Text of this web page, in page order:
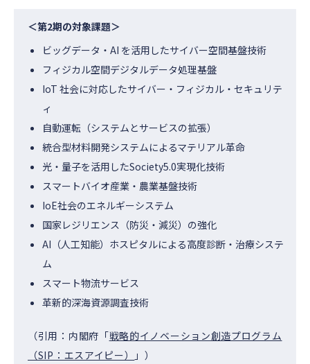
＜第2期の対象課題＞
ビッグデータ・AI を活用したサイバー空間基盤技術
フィジカル空間デジタルデータ処理基盤
IoT 社会に対応したサイバー・フィジカル・セキュリテ
ィ
自動運転（システムとサービスの拡張）
統合型材料開発システムによるマテリアル革命
光・量子を活用したSociety5.0実現化技術
スマートバイオ産業・農業基盤技術
IoE社会のエネルギーシステム
国家レジリエンス（防災・減災）の強化
AI（人工知能）ホスピタルによる高度診断・治療システ
ム
スマート物流サービス
革新的深海資源調査技術
（引用：内閣府「戦略的イノベーション創造プログラム
（SIP：エスアイピー）
」）